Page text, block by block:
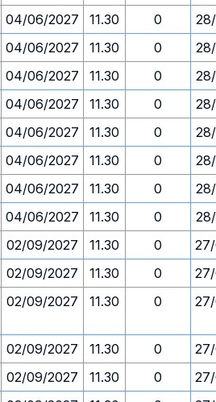
04/06/2027 11.30 0
04/06/2027 11.30 0
04/06/2027 11.30 0
04/06/2027 11.30 0
04/06/2027 11.30 0
04/06/2027 11.30 0
04/06/2027 11.30 0
04/06/2027 11.30 0
02/09/2027 11.30 0
02/09/2027 11.30 0
02/09/2027 11.30 0
02/09/2027 11.30 0
02/09/2027 11.30 0